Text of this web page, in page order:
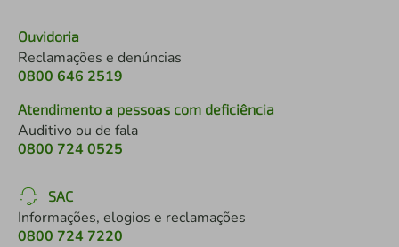
Ouvidoria
Reclamações e denúncias
0800 646 2519
Atendimento a pessoas com deficiência
Auditivo ou de fala
0800 724 0525
SAC
Informações, elogios e reclamações
0800 724 7220